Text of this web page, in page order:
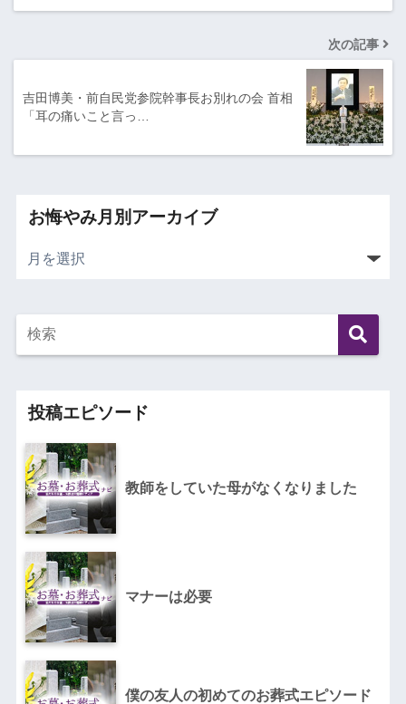
次の記事
吉田博美・前自民党参院幹事長お別れの会 首相
「耳の痛いこと言っ…
お悔やみ月別アーカイブ
投稿エピソード
教師をしていた母がなくなりました
マナーは必要
僕の友人の初めてのお葬式エピソード